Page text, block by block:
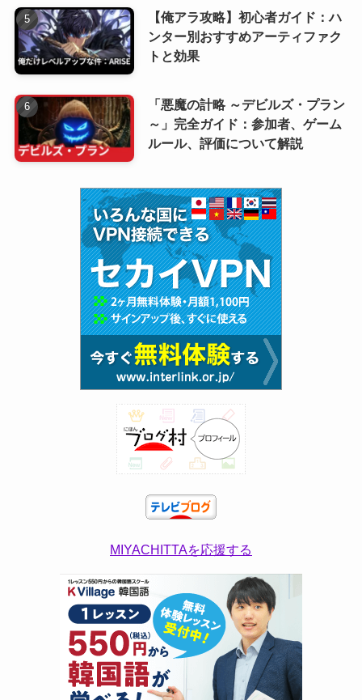
【俺アラ攻略】初心者ガイド：ハ
ンター別おすすめアーティファク
トと効果
「悪魔の計略 ～デビルズ・プラン
～」完全ガイド：参加者、ゲーム
ルール、評価について解説
MIYACHITTAを応援する